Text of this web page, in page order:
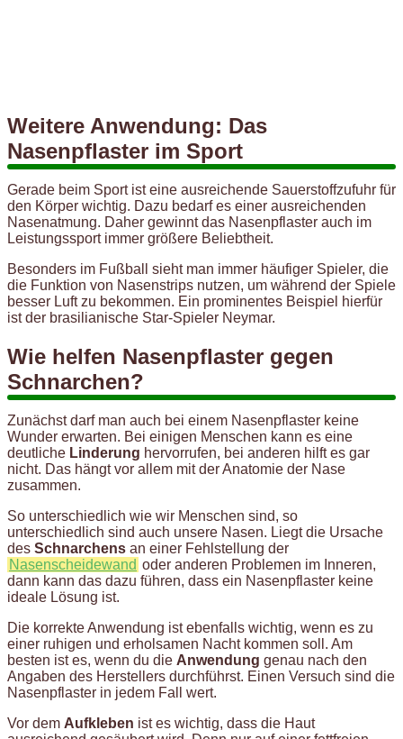
Weitere Anwendung: Das
Nasenpflaster im Sport
Gerade beim Sport ist eine ausreichende Sauerstoffzufuhr für
den Körper wichtig. Dazu bedarf es einer ausreichenden
Nasenatmung. Daher gewinnt das Nasenpflaster auch im
Leistungssport immer größere Beliebtheit.
Besonders im Fußball sieht man immer häufiger Spieler, die
die Funktion von Nasenstrips nutzen, um während der Spiele
besser Luft zu bekommen. Ein prominentes Beispiel hierfür
ist der brasilianische Star-Spieler Neymar.
Wie helfen Nasenpflaster gegen
Schnarchen?
Zunächst darf man auch bei einem Nasenpflaster keine
Wunder erwarten. Bei einigen Menschen kann es eine
deutliche Linderung hervorrufen, bei anderen hilft es gar
nicht. Das hängt vor allem mit der Anatomie der Nase
zusammen.
So unterschiedlich wie wir Menschen sind, so
unterschiedlich sind auch unsere Nasen. Liegt die Ursache
des Schnarchens an einer Fehlstellung der
Nasenscheidewand oder anderen Problemen im Inneren,
dann kann das dazu führen, dass ein Nasenpflaster keine
ideale Lösung ist.
Die korrekte Anwendung ist ebenfalls wichtig, wenn es zu
einer ruhigen und erholsamen Nacht kommen soll. Am
besten ist es, wenn du die Anwendung genau nach den
Angaben des Herstellers durchführst. Einen Versuch sind die
Nasenpflaster in jedem Fall wert.
Vor dem Aufkleben ist es wichtig, dass die Haut